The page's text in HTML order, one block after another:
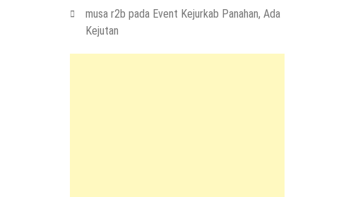
musa r2b pada Event Kejurkab Panahan, Ada
Kejutan